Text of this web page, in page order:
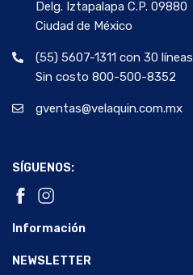
Delg. Iztapalapa C.P. 09880
Ciudad de México
(55) 5607-1311 con 30 líneas
Sin costo 800-500-8352
gventas@velaquin.com.mx
SÍGUENOS:
Información
NEWSLETTER